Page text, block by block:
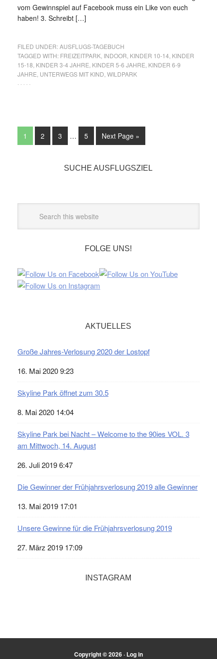
vom Gewinnspiel auf Facebook muss ein Like von euch
haben! 3. Schreibt […]
FILED UNDER:AUSFLUGS-TAGEBUCH
TAGGED WITH: FREIZEITPARK, INDOOR KINDER 10-14 KINDER
15-18 KINDER 3-4 JAHRE KINDER 5-6 JAHRE KINDER 6-9
JAHRE UNTERWEGS MIT KIND WILDPARK
· · · · ·
1 2 3 … 5 Next Page »
SUCHE AUSFLUGSZIEL
FOLGE UNS!
AKTUELLES
Große Jahres-Verlosung 2020 der Lostopf
16. Mai 2020 9:23
Skyline Park öffnet zum 30.5
8. Mai 2020 14:04
Skyline Park bei Nacht – Welcome to the 90ies VOL. 3
am Mittwoch, 14. August
26. Juli 2019 6:47
Die Gewinner der Frühjahrsverlosung 2019 alle Gewinner
13. Mai 2019 17:01
Unsere Gewinne für die Frühjahrsverlosung 2019
27. März 2019 17:09
INSTAGRAM
Copyright © 2026 · Log in